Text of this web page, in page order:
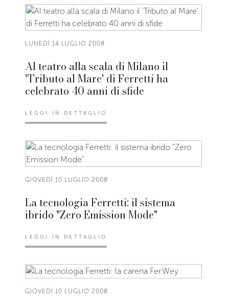
LUNEDÌ 14 LUGLIO 2008
Al teatro alla scala di Milano il
'Tributo al Mare' di Ferretti ha
celebrato 40 anni di sfide
LEGGI IN DETTAGLIO
GIOVEDÌ 10 LUGLIO 2008
La tecnologia Ferretti: il sistema
ibrido "Zero Emission Mode"
LEGGI IN DETTAGLIO
GIOVEDÌ 10 LUGLIO 2008